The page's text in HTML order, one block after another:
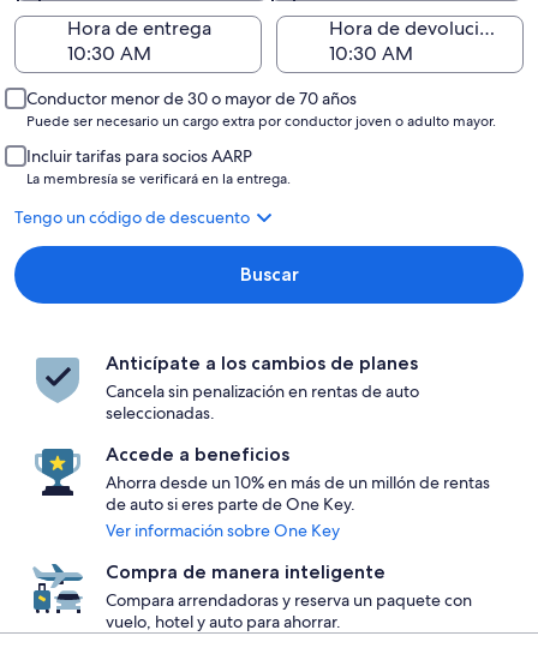
Hora de entrega
Hora de devolución
Conductor menor de 30 o mayor de 70 años
Puede ser necesario un cargo extra por conductor joven o adulto mayor.
Incluir tarifas para socios AARP
La membresía se verificará en la entrega.
Tengo un código de descuento
Buscar
Anticípate a los cambios de planes
Cancela sin penalización en rentas de auto
seleccionadas.
Accede a beneficios
Ahorra desde un 10% en más de un millón de rentas
de auto si eres parte de One Key.
Ver información sobre One Key
Compra de manera inteligente
Compara arrendadoras y reserva un paquete con
vuelo, hotel y auto para ahorrar.